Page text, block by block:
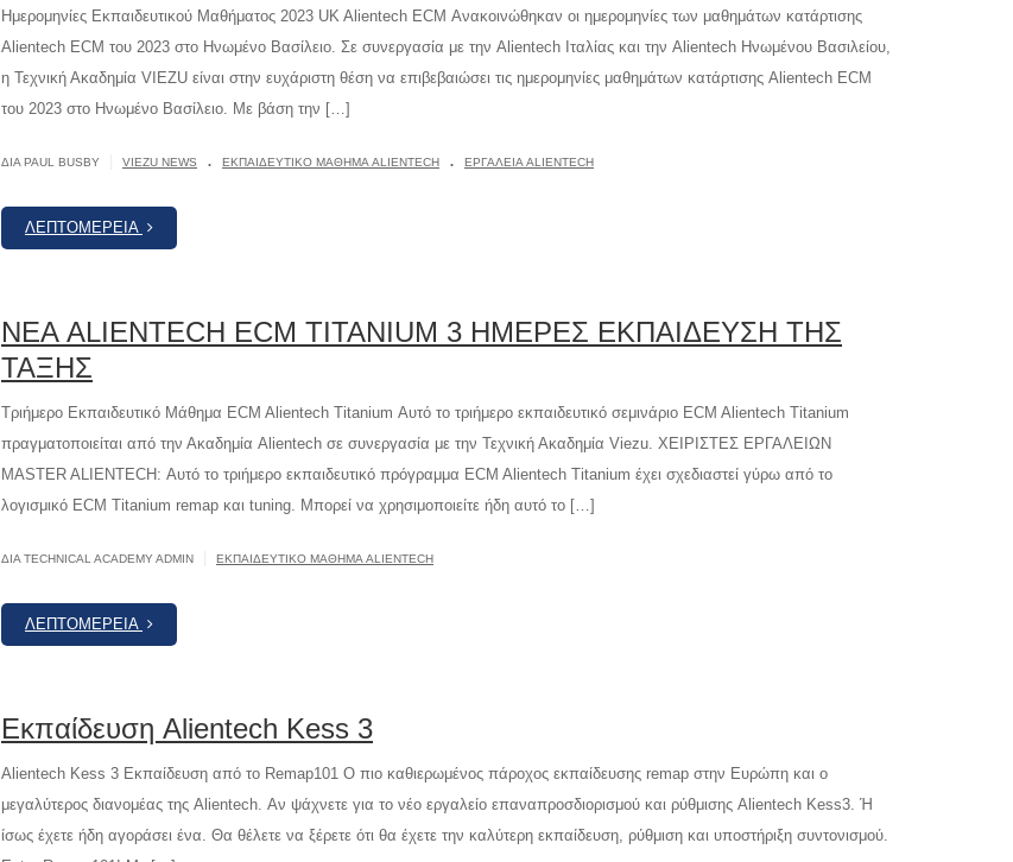
Ημερομηνίες Εκπαιδευτικού Μαθήματος 2023 UK Alientech ECM Ανακοινώθηκαν οι ημερομηνίες των μαθημάτων κατάρτισης
Alientech ECM του 2023 στο Ηνωμένο Βασίλειο. Σε συνεργασία με την Alientech Ιταλίας και την Alientech Ηνωμένου Βασιλείου,
η Τεχνική Ακαδημία VIEZU είναι στην ευχάριστη θέση να επιβεβαιώσει τις ημερομηνίες μαθημάτων κατάρτισης Alientech ECM
του 2023 στο Ηνωμένο Βασίλειο. Με βάση την […]
ΔΙΆ PAUL BUSBY VIEZU NEWS . ΕΚΠΑΙΔΕΥΤΙΚΌ ΜΆΘΗΜΑ ALIENTECH . ΕΡΓΑΛΕΊΑ ALIENTECH
ΛΕΠΤΟΜΈΡΕΙΑ
ΝΕΑ ALIENTECH ECM TITANIUM 3 ΗΜΕΡΕΣ ΕΚΠΑΙΔΕΥΣΗ ΤΗΣ
ΤΑΞΗΣ
Τριήμερο Εκπαιδευτικό Μάθημα ECM Alientech Titanium Αυτό το τριήμερο εκπαιδευτικό σεμινάριο ECM Alientech Titanium
πραγματοποιείται από την Ακαδημία Alientech σε συνεργασία με την Τεχνική Ακαδημία Viezu. ΧΕΙΡΙΣΤΕΣ ΕΡΓΑΛΕΙΩΝ
MASTER ALIENTECH: Αυτό το τριήμερο εκπαιδευτικό πρόγραμμα ECM Alientech Titanium έχει σχεδιαστεί γύρω από το
λογισμικό ECM Titanium remap και tuning. Μπορεί να χρησιμοποιείτε ήδη αυτό το […]
ΔΙΆ TECHNICAL ACADEMY ADMIN ΕΚΠΑΙΔΕΥΤΙΚΌ ΜΆΘΗΜΑ ALIENTECH
ΛΕΠΤΟΜΈΡΕΙΑ
Εκπαίδευση Alientech Kess 3
Alientech Kess 3 Εκπαίδευση από το Remap101 Ο πιο καθιερωμένος πάροχος εκπαίδευσης remap στην Ευρώπη και ο
μεγαλύτερος διανομέας της Alientech. Αν ψάχνετε για το νέο εργαλείο επαναπροσδιορισμού και ρύθμισης Alientech Kess3. Ή
ίσως έχετε ήδη αγοράσει ένα. Θα θέλετε να ξέρετε ότι θα έχετε την καλύτερη εκπαίδευση, ρύθμιση και υποστήριξη συντονισμού.